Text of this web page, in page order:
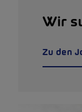
Wir
Zu den